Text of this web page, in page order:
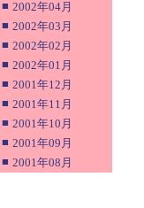
■ 2002年04月
■ 2002年03月
■ 2002年02月
■ 2002年01月
■ 2001年12月
■ 2001年11月
■ 2001年10月
■ 2001年09月
■ 2001年08月